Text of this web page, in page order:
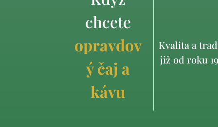
chcete
opravdov
ý čaj a
kávu
Kvalita a
již od roku